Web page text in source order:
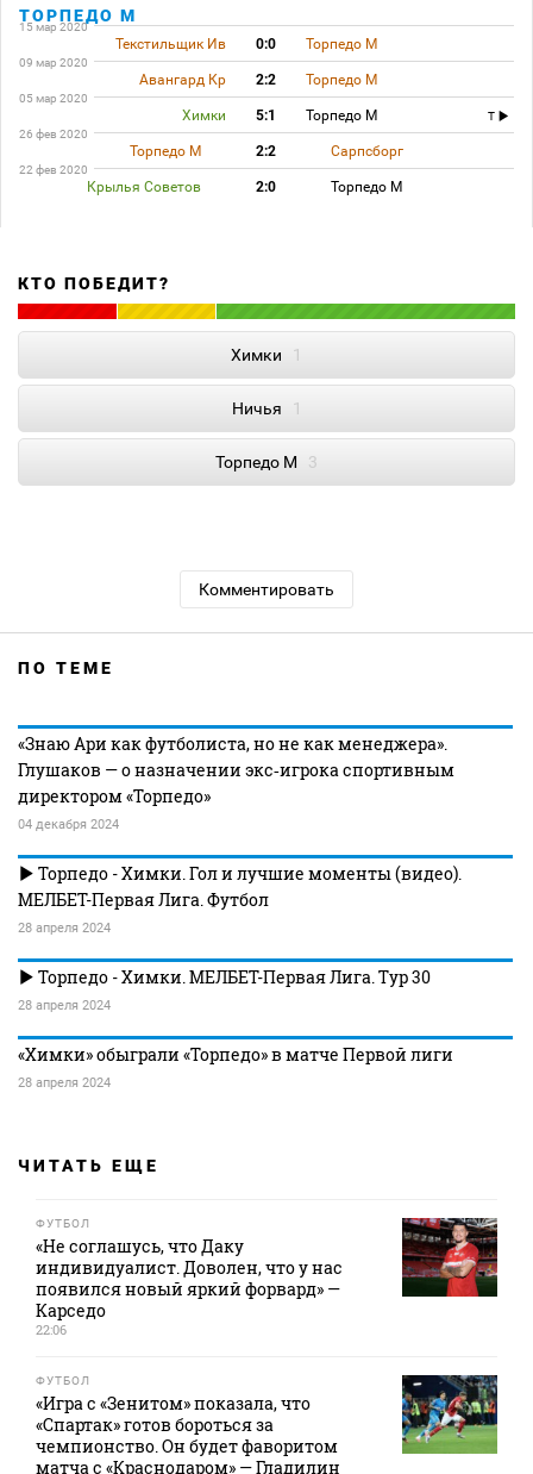
ТОРПЕДО М
15 мар 2020
Текстильщик Ив 0:0 Торпедо М
09 мар 2020
Авангард Кр 2:2 Торпедо М
05 мар 2020
Химки 5:1 Торпедо М
T
26 фев 2020
Торпедо М 2:2 Сарпсборг
22 фев 2020
Крылья Советов 2:0 Торпедо М
КТО ПОБЕДИТ?
Химки 1
Ничья 1
Торпедо М 3
Комментировать
ПО ТЕМЕ
«Знаю Ари как футболиста, но не как менеджера».
Глушаков — о назначении экс‑игрока спортивным
директором «Торпедо»
04 декабря 2024
Торпедо - Химки. Гол и лучшие моменты (видео).
МЕЛБЕТ-Первая Лига. Футбол
28 апреля 2024
Торпедо - Химки. МЕЛБЕТ-Первая Лига. Тур 30
28 апреля 2024
«Химки» обыграли «Торпедо» в матче Первой лиги
28 апреля 2024
ЧИТАТЬ ЕЩЕ
ФУТБОЛ
«Не соглашусь, что Даку
индивидуалист. Доволен, что у нас
появился новый яркий форвард» —
Карседо
22:06
ФУТБОЛ
«Игра с «Зенитом» показала, что
«Спартак» готов бороться за
чемпионство. Он будет фаворитом
матча с «Краснодаром» — Гладилин